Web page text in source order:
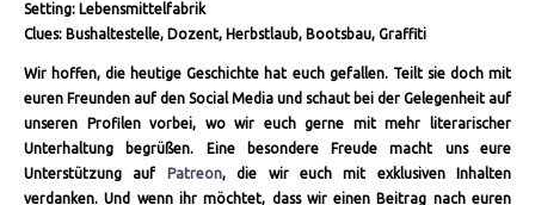
Setting: Lebensmittelfabrik
Clues: Bushaltestelle, Dozent, Herbstlaub, Bootsbau, Graffiti
Wir hoffen, die heutige Geschichte hat euch gefallen. Teilt sie doch mit
euren Freunden auf den Social Media und schaut bei der Gelegenheit auf
unseren Profilen vorbei, wo wir euch gerne mit mehr literarischer
Unterhaltung begrüßen. Eine besondere Freude macht uns eure
Unterstützung auf
Patreon, die wir euch mit exklusiven Inhalten
verdanken. Und wenn ihr möchtet, dass wir einen Beitrag nach euren